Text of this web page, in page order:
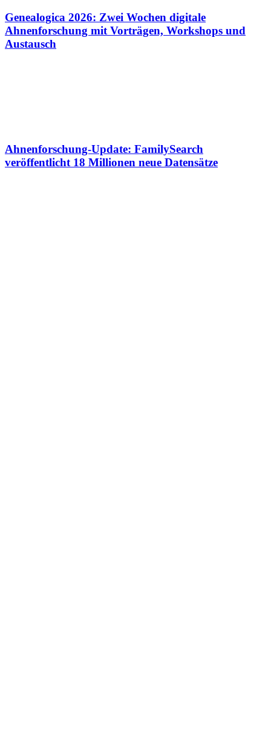
Genealogica 2026: Zwei Wochen digitale
Ahnenforschung mit Vorträgen, Workshops und
Austausch
Ahnenforschung-Update: FamilySearch
veröffentlicht 18 Millionen neue Datensätze